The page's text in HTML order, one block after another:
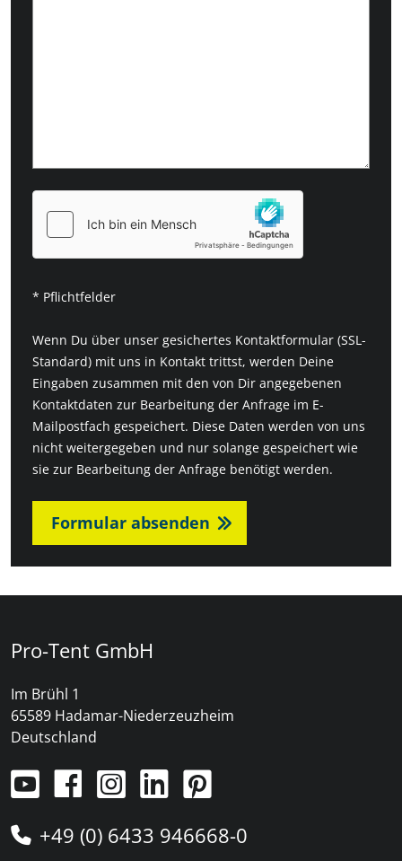
* Pflichtfelder
Wenn Du über unser gesichertes Kontaktformular (SSL-
Standard) mit uns in Kontakt trittst, werden Deine
Eingaben zusammen mit den von Dir angegebenen
Kontaktdaten zur Bearbeitung der Anfrage im E-
Mailpostfach gespeichert. Diese Daten werden von uns
nicht weitergegeben und nur solange gespeichert wie
sie zur Bearbeitung der Anfrage benötigt werden.
Formular absenden
Pro-Tent GmbH
Im Brühl 1
65589 Hadamar-Niederzeuzheim
Deutschland
+49 (0) 6433 946668-0